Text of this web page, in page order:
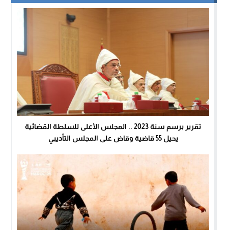
تقرير برسم سنة 2023 .. المجلس الأعلى للسلطة القضائية
يحيل 55 قاضية وقاض على المجلس التأديبي